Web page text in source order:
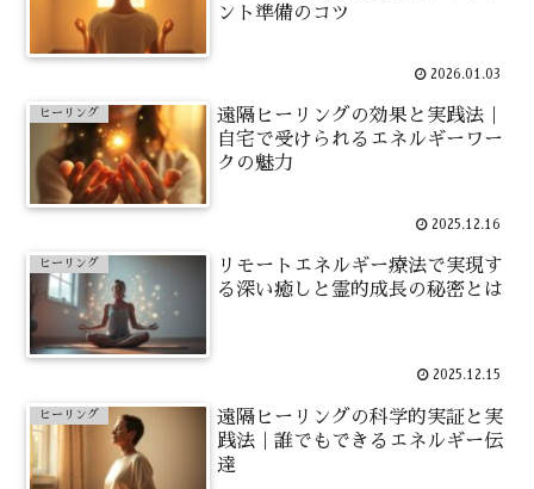
ント準備のコツ
2026.01.03
ヒーリング
遠隔ヒーリングの効果と実践法｜
自宅で受けられるエネルギーワー
クの魅力
2025.12.16
ヒーリング
リモートエネルギー療法で実現す
る深い癒しと霊的成長の秘密とは
2025.12.15
ヒーリング
遠隔ヒーリングの科学的実証と実
践法｜誰でもできるエネルギー伝
達